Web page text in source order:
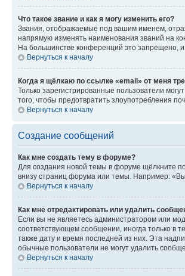
Что такое звание и как я могу изменить его?
Звания, отображаемые под вашим именем,
напрямую изменять наименования званий на
На большинстве конференций это запрещено,
Вернуться к началу
Когда я щёлкаю по ссылке «email» от меня
Только зарегистрированные пользователи
того, чтобы предотвратить злоупотребления
Вернуться к началу
Создание сообщений
Как мне создать тему в форуме?
Для создания новой темы в форуме щёлкните
внизу страниц форума или темы. Например:
Вернуться к началу
Как мне отредактировать или удалить
Если вы не являетесь администратором или
соответствующем сообщении, иногда только в
также дату и время последней из них. Эта
обычные пользователи не могут удалить
Вернуться к началу